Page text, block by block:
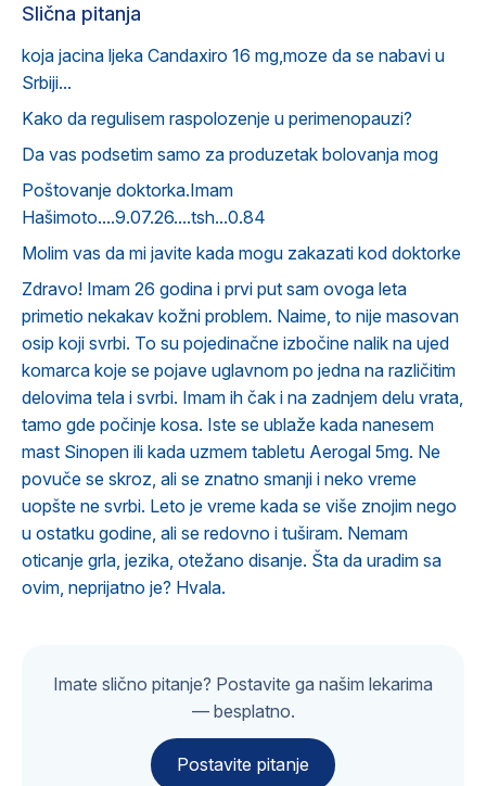
Slična pitanja
koja jacina ljeka Candaxiro 16 mg,moze da se nabavi u
Srbiji...
Kako da regulisem raspolozenje u perimenopauzi?
Da vas podsetim samo za produzetak bolovanja mog
Poštovanje doktorka.Imam
Hašimoto....9.07.26....tsh...0.84
Molim vas da mi javite kada mogu zakazati kod doktorke
Zdravo! Imam 26 godina i prvi put sam ovoga leta
primetio nekakav kožni problem. Naime, to nije masovan
osip koji svrbi. To su pojedinačne izbočine nalik na ujed
komarca koje se pojave uglavnom po jedna na različitim
delovima tela i svrbi. Imam ih čak i na zadnjem delu vrata,
tamo gde počinje kosa. Iste se ublaže kada nanesem
mast Sinopen ili kada uzmem tabletu Aerogal 5mg. Ne
povuče se skroz, ali se znatno smanji i neko vreme
uopšte ne svrbi. Leto je vreme kada se više znojim nego
u ostatku godine, ali se redovno i tuširam. Nemam
oticanje grla, jezika, otežano disanje. Šta da uradim sa
ovim, neprijatno je? Hvala.
Imate slično pitanje? Postavite ga našim lekarima
— besplatno.
Postavite pitanje